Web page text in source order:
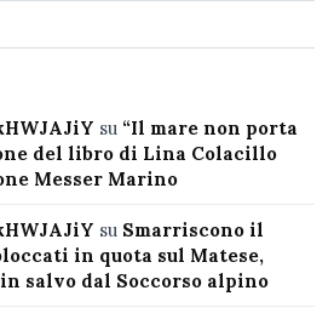
su “Il mare non porta
del libro di Lina Colacillo
Messer Marino
su Smarriscono il
in quota sul Matese,
salvo dal Soccorso alpino